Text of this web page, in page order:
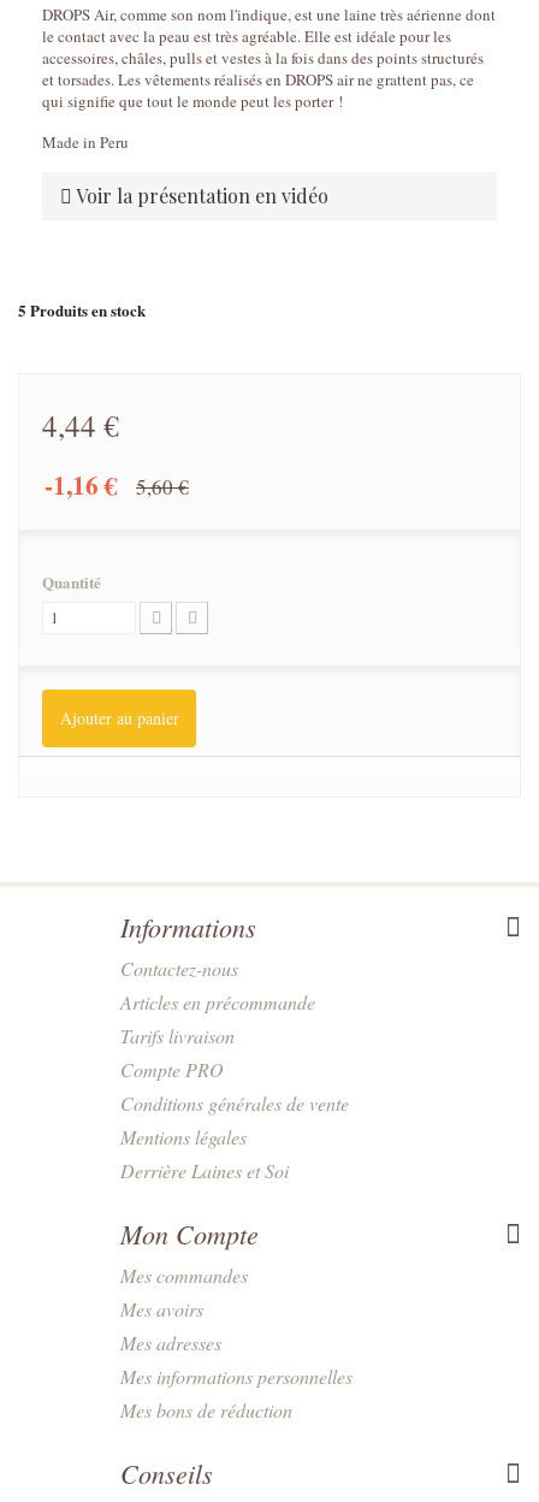
DROPS Air, comme son nom l'indique, est une laine très aérienne dont
le contact avec la peau est très agréable. Elle est idéale pour les
accessoires, châles, pulls et vestes à la fois dans des points structurés
et torsades. Les vêtements réalisés en DROPS air ne grattent pas, ce
qui signifie que tout le monde peut les porter !
Made in Peru
Voir la présentation en vidéo
5 Produits en stock
4,44 €
-1,16 € 5,60 €
Quantité
Ajouter au panier
Informations
Contactez-nous
Articles en précommande
Tarifs livraison
Compte PRO
Conditions générales de vente
Mentions légales
Derrière Laines et Soi
Mon Compte
Mes commandes
Mes avoirs
Mes adresses
Mes informations personnelles
Mes bons de réduction
Conseils